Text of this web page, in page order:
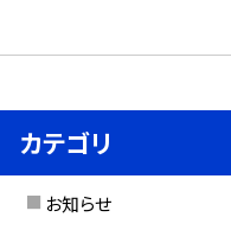
カテゴリ
お知らせ